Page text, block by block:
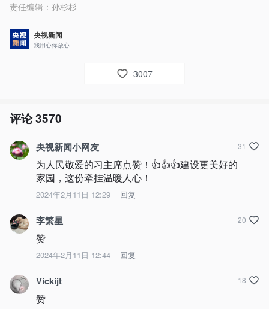
责任编辑： 孙杉杉
央视新闻
我用心你放心
3007
评论3570
央视新闻小网友
为人民敬爱的习主席点赞！👍👍👍建设更美好的
家园，这份牵挂温暖人心！
2024年2月11日 12:29 回复
31
李繁星
赞
2024年2月11日 12:44 回复
20
Vickijt
赞
18